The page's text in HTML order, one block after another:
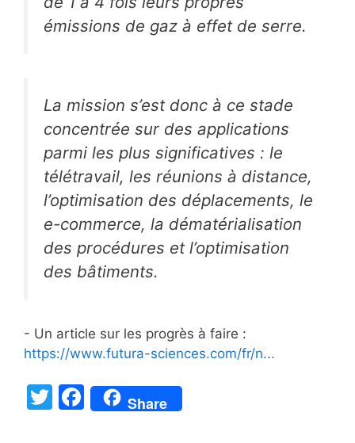
émissions de gaz à effet de serre.
La mission s’est donc à ce stade
concentrée sur des applications
parmi les plus significatives : le
télétravail, les réunions à distance,
l’optimisation des déplacements, le
e-commerce, la dématérialisation
des procédures et l’optimisation
des bâtiments.
- Un article sur les progrès à faire :
https://www.futura-sciences.com/fr/n...
T
F
a
Share